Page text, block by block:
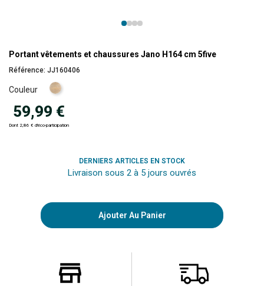
Portant vêtements et chaussures Jano H164 cm 5five
Référence: JJ160406
Couleur
Naturel
59,99 €
Dont 2,86 € d'éco-participation
DERNIERS ARTICLES EN STOCK
Livraison sous 2 à 5 jours ouvrés
Ajouter Au Panier